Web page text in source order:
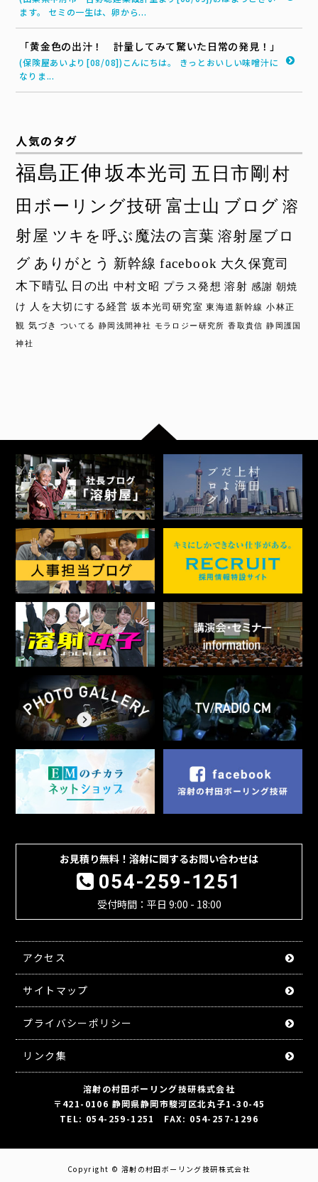
ます。 セミの一生は、卵から...
「黄金色の出汁！ 計量してみて驚いた日常の発見！」
(保険屋あいより[08/08])こんにちは。 きっとおいしい味噌汁に
なりま...
人気のタグ
福島正伸 坂本光司 五日市剛 村
田ボーリング技研 富士山 ブログ 溶
射屋 ツキを呼ぶ魔法の言葉 溶射屋ブロ
グ ありがとう 新幹線 facebook 大久保寛司
木下晴弘 日の出 中村文昭 プラス発想 溶射 感謝 朝焼
け 人を大切にする経営 坂本光司研究室 東海道新幹線 小林正
観 気づき ついてる 静岡浅間神社 モラロジー研究所 香取貴信 静岡護国
神社
お見積り無料！溶射に関するお問い合わせは
054-259-1251
受付時間：平日 9:00 - 18:00
アクセス
サイトマップ
プライバシーポリシー
リンク集
溶射の村田ボーリング技研株式会社
〒421-0106 静岡県静岡市駿河区北丸子1-30-45
TEL: 054-259-1251 FAX: 054-257-1296
Copyright © 溶射の村田ボーリング技研株式会社